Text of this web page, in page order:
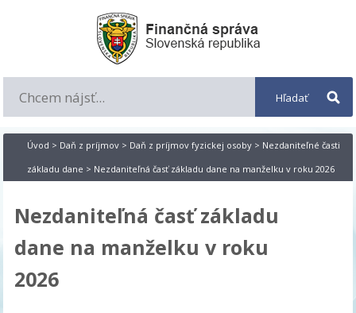
Úvod > Daň z príjmov > Daň z príjmov fyzickej osoby > Nezdaniteľné časti
základu dane > Nezdaniteľná časť základu dane na manželku v roku 2026
Nezdaniteľná časť základu
dane na manželku v roku
2026